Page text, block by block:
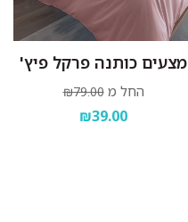
מצעים כותנה פרקל פיץ'
החל מ ₪79.00
₪39.00